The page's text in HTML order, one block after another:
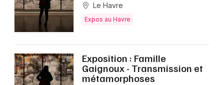
Le Havre
Expos au Havre
Exposition : Famille
Gaignoux - Transmission et
métamorphoses